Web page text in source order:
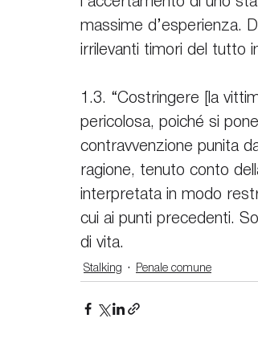
massime d’esperienza.
irrilevanti timori del tutto
1.3. “Costringere [la
pericolosa, poiché si
contravvenzione punita
ragione, tenuto conto
interpretata in modo
cui ai punti precedenti.
di vita.
Stalking Penale comune